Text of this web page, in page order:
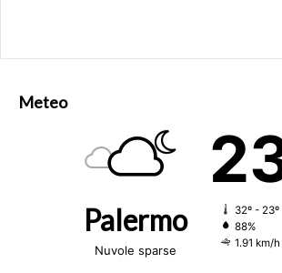
Meteo
Palermo
Nuvole sparse
32º - 23º
88%
1.91 km/h